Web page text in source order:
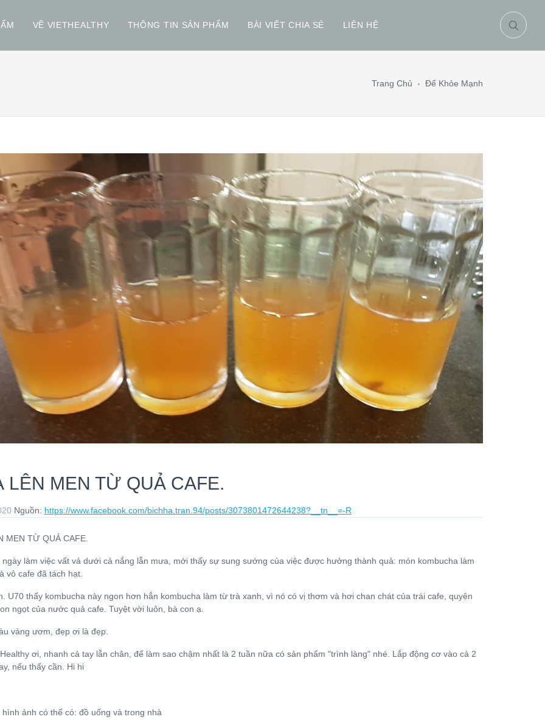
VỀ VIETHEALTHY THÔNG TIN SẢN PHẨM BÀI VIẾT CHIA SẺ LIÊN HỆ
Trang Chủ Để Khỏe Mạnh
LÊN MEN TỪ QUẢ CAFE.
Nguồn: https://www.facebook.com/bichha.tran.94/posts/3073801472644238?__tn__=-R
MEN TỪ QUẢ CAFE.
ngày làm việc vất vả dưới cả nắng lẫn mưa, mới thấy sự sung sướng của việc được hưởng thành quả: món kombucha làm
vỏ cafe đã tách hạt.
U70 thấy kombucha này ngon hơn hẳn kombucha làm từ trà xanh, vì nó có vị thơm và hơi chan chát của trái cafe, quyện
ngọt của nước quả cafe. Tuyệt vời luôn, bà con ạ.
vàng ươm, đẹp ơi là đẹp.
ơi, nhanh cả tay lẫn chân, để làm sao chậm nhất là 2 tuần nữa có sản phẩm "trình làng" nhé. Lắp động cơ vào cả 2
nếu thấy cần. Hi hi